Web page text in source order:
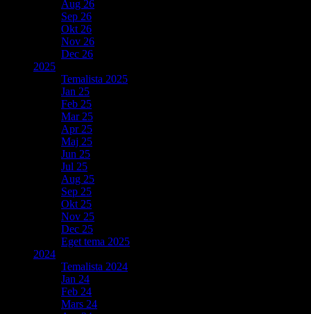
Aug 26
Sep 26
Okt 26
Nov 26
Dec 26
2025
Temalista 2025
Jan 25
Feb 25
Mar 25
Apr 25
Maj 25
Jun 25
Jul 25
Aug 25
Sep 25
Okt 25
Nov 25
Dec 25
Eget tema 2025
2024
Temalista 2024
Jan 24
Feb 24
Mars 24